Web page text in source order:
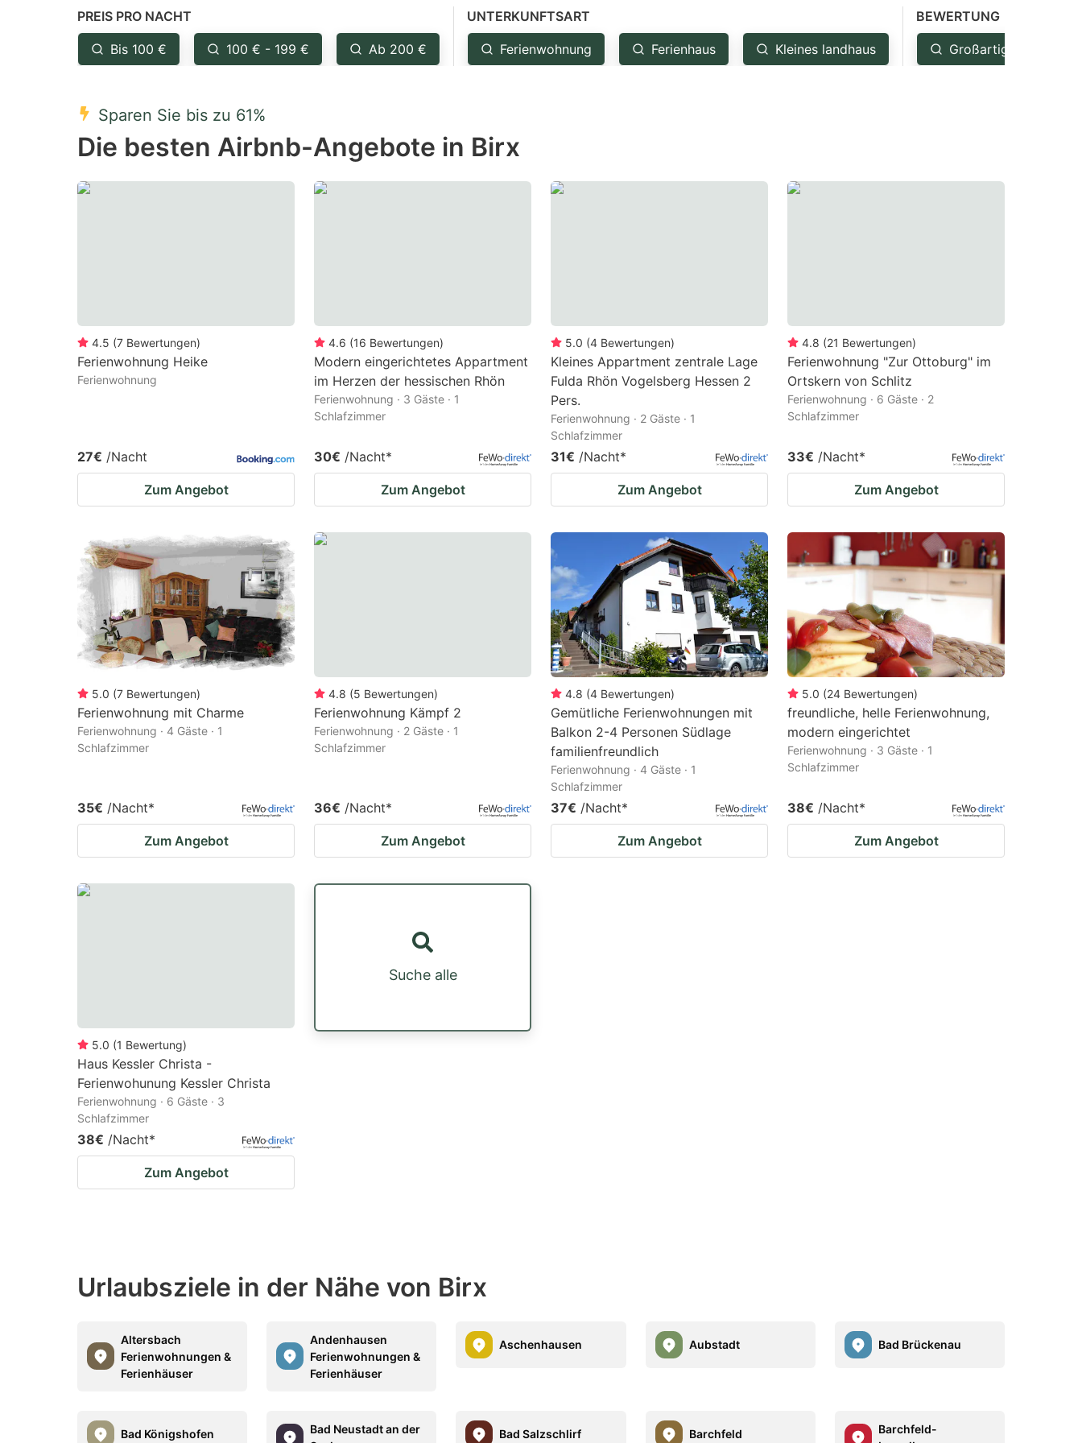
question
mark
key
get
the
mark
key
the
keyboard
PREIS PRO NACHT
Bis 100 € 100 € - 199 € Ab 200 €
UNTERKUNFTSART
Ferienwohnung Ferienhaus Kleines landhaus
BEWERTUNG
Großartig: 4.5+
Sparen Sie bis zu 61%
Die besten Airbnb-Angebote in Birx
4.5 (7 Bewertungen)
Ferienwohnung Heike
Ferienwohnung
27€ /Nacht
Zum Angebot
4.6 (16 Bewertungen)
Modern eingerichtetes Appartment
im Herzen der hessischen Rhön
Ferienwohnung · 3 Gäste · 1
Schlafzimmer
30€ /Nacht*
Zum Angebot
5.0 (4 Bewertungen)
Kleines Appartment zentrale Lage
Fulda Rhön Vogelsberg Hessen 2
Pers.
Ferienwohnung · 2 Gäste · 1
Schlafzimmer
31€ /Nacht*
Zum Angebot
4.8 (21 Bewertungen)
Ferienwohnung "Zur Ottoburg" im
Ortskern von Schlitz
Ferienwohnung · 6 Gäste · 2
Schlafzimmer
33€ /Nacht*
Zum Angebot
5.0 (7 Bewertungen)
Ferienwohnung mit Charme
Ferienwohnung · 4 Gäste · 1
Schlafzimmer
35€ /Nacht*
Zum Angebot
4.8 (5 Bewertungen)
Ferienwohnung Kämpf 2
Ferienwohnung · 2 Gäste · 1
Schlafzimmer
36€ /Nacht*
Zum Angebot
4.8 (4 Bewertungen)
Gemütliche Ferienwohnungen mit
Balkon 2-4 Personen Südlage
familienfreundlich
Ferienwohnung · 4 Gäste · 1
Schlafzimmer
37€ /Nacht*
Zum Angebot
5.0 (24 Bewertungen)
freundliche, helle Ferienwohnung,
modern eingerichtet
Ferienwohnung · 3 Gäste · 1
Schlafzimmer
38€ /Nacht*
Zum Angebot
5.0 (1 Bewertung)
Haus Kessler Christa -
Ferienwohunung Kessler Christa
Ferienwohnung · 6 Gäste · 3
Schlafzimmer
38€ /Nacht*
Zum Angebot
Suche alle
Urlaubsziele in der Nähe von Birx
Altersbach
Ferienwohnungen &
Ferienhäuser
Andenhausen
Ferienwohnungen &
Ferienhäuser
Aschenhausen Aubstadt Bad Brückenau
Bad Königshofen
Bad Neustadt an der
Bad Salzschlirf Barchfeld
Barchfeld-